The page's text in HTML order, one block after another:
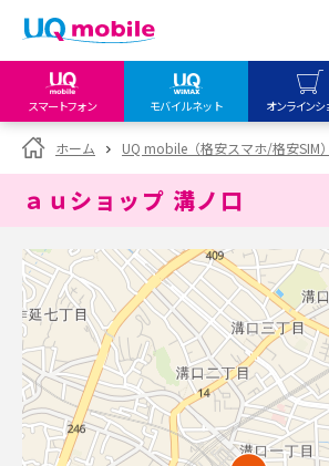
スマートフォン モバイルネット オンラインシ
my UQ WiMAX
UQ WiMAX ご契約の方
My UQ mobile
UQ mobile
データチャージサイト
UQ mobile
オンラインショップ
UQ WiMAX
UQ mobile
販売店舗
UQ WiMAX
ホーム UQ mobile（格安スマホ/格安SIM）
ａｕショップ 溝ノ口